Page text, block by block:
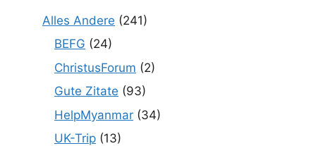
Alles Andere (241)
BEFG (24)
ChristusForum (2)
Gute Zitate (93)
HelpMyanmar (34)
UK-Trip (13)